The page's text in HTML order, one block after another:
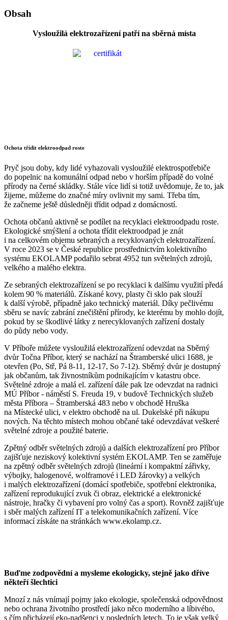
Obsah
Vysloužilá elektrozařízení patří na sběrná místa
Ochota třídit elektroodpad roste
Pryč jsou doby, kdy lidé vyhazovali vysloužilé elektrospotřebiče
do popelnic na komunální odpad nebo v horším případě do volné
přírody na černé skládky. Stále více lidí si totiž uvědomuje, že to, jak
žijeme, můžeme do značné míry ovlivnit my sami. Třeba tím,
že začneme ještě důsledněji třídit odpad z domácností.
Ochota občanů aktivně se podílet na recyklaci elektroodpadu roste.
Ekologické smýšlení a ochota třídit elektroodpad je znát
i na celkovém objemu sebraných a recyklovaných elektrozařízení.
V roce 2023 se v České republice prostřednictvím kolektivního
systému EKOLAMP podařilo sebrat 4952 tun světelných zdrojů,
velkého a malého elektra.
Ze sebraných elektrozařízení se po recyklaci k dalšímu využití předá
kolem 90 % materiálů. Získané kovy, plasty či sklo pak slouží
k další výrobě, případně jako technický materiál. Díky pečlivému
sběru se navíc zabrání znečištění přírody, ke kterému by mohlo dojít,
pokud by se škodlivé látky z nerecyklovaných zařízení dostaly
do půdy nebo vody.
V Příboře můžete vysloužilá elektrozařízení odevzdat na Sběrný
dvůr Točna Příbor, který se nachází na Štramberské ulici 1688, je
otevřen (Po, Stř, Pá 8-11, 12-17, So 7-12). Sběrný dvůr je dostupný
jak občanům, tak živnostníkům podnikajícím v katastru obce.
Světelné zdroje a malá el. zařízení dále pak lze odevzdat na radnici
MÚ Příbor - náměstí S. Freuda 19, v budově Technických služeb
města Příbora – Štramberská 483 nebo v obchodě Hruška
na Místecké ulici, v elektro obchodě na ul. Dukelské při nákupu
nových. Na těchto místech mohou občané také odevzdávat veškeré
světelné zdroje a použité baterie.
Zpětný odběr světelných zdrojů a dalších elektrozařízení pro Příbor
zajišťuje neziskový kolektivní systém EKOLAMP. Ten se zaměřuje
na zpětný odběr světelných zdrojů (lineární i kompaktní zářivky,
výbojky, halogenové, wolframové i LED žárovky) a velkých
i malých elektrozařízení (domácí spotřebiče, spotřební elektronika,
zařízení reprodukující zvuk či obraz, elektrické a elektronické
nástroje, hračky či vybavení pro volný čas a sport). Rovněž zajišťuje
i sběr malých zařízení IT a telekomunikačních zařízení. Více
informací získáte na stránkách www.ekolamp.cz.
Buďme zodpovědní a mysleme ekologicky, stejně jako dříve
někteří šlechtici
Mnozí z nás vnímají pojmy jako ekologie, společenská odpovědnost
nebo ochrana životního prostředí jako něco moderního a líbivého,
s čím přicházejí eko-nadšenci v posledních letech. To je však velký